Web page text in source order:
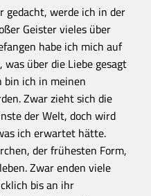
gedacht, werde ich in der
Geister vieles über
habe ich mich auf
über die Liebe gesagt
bin ich in meinen
Zwar zieht sich die
der Welt, doch wird
ich erwartet hätte.
der frühesten Form,
Zwar enden viele
bis an ihr